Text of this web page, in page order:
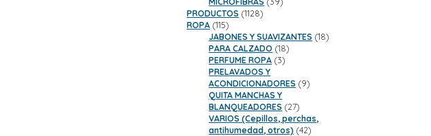
PRODUCTOS 11281128
ROPA 115115
productos
JABONES Y SUAVIZANTES 1818
PARA CALZADO 1818
PERFUME ROPA 33
PRELAVADOS Y
ACONDICIONADORES 99
QUITA MANCHAS Y
BLANQUEADORES 2727
productos
VARIOS (Cepillos, perchas,
antihumedad, otros) 4242